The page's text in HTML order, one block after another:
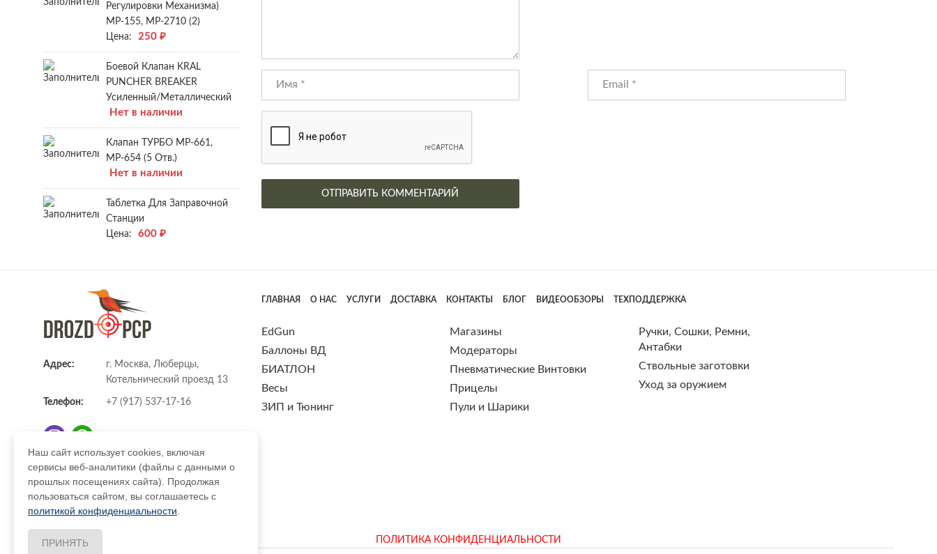
Регулировки Механизма)
МР-155, МР-2710 (2)
Цена:
250 ₽
Боевой Клапан KRAL
PUNCHER BREAKER
Усиленный/металлический
Нет в наличии
Клапан ТУРБО МР-661,
МР-654 (5 Отв.)
Нет в наличии
Таблетка Для Заправочной
Станции
Цена:
600 ₽
Адрес:
г. Москва, Люберцы,
Котельнический проезд 13
Телефон: +7 (917) 537-17-16
E-mail: info@DrozdPcp.ru
ГЛАВНАЯ О НАС УСЛУГИ ДОСТАВКА КОНТАКТЫ БЛОГ ВИДЕООБЗОРЫ ТЕХПОДДЕРЖКА
EdGun
Баллоны ВД
БИАТЛОН
Весы
ЗИП и Тюнинг
Магазины
Модераторы
Пневматические Винтовки
Прицелы
Пули и Шарики
Ручки, Сошки, Ремни,
Антабки
Ствольные заготовки
Уход за оружием
ПОЛИТИКА КОНФИДЕНЦИАЛЬНОСТИ
Наш сайт использует cookies, включая
сервисы веб-аналитики (файлы с данными о
прошлых посещениях сайта). Продолжая
пользоваться сайтом, вы соглашаетесь с
политикой конфиденциальности
ПРИНЯТЬ